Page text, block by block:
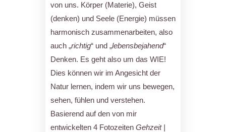
von uns. Körper (Materie), Geist
(denken) und Seele (Energie) müssen
harmonisch zusammenarbeiten, also
auch „richtig“ und „lebensbejahend“
Denken. Es geht also um das WIE!
Dies können wir im Angesicht der
Natur lernen, indem wir uns bewegen,
sehen, fühlen und verstehen.
Basierend auf den von mir
entwickelten 4 Fotozeiten Gehzeit |